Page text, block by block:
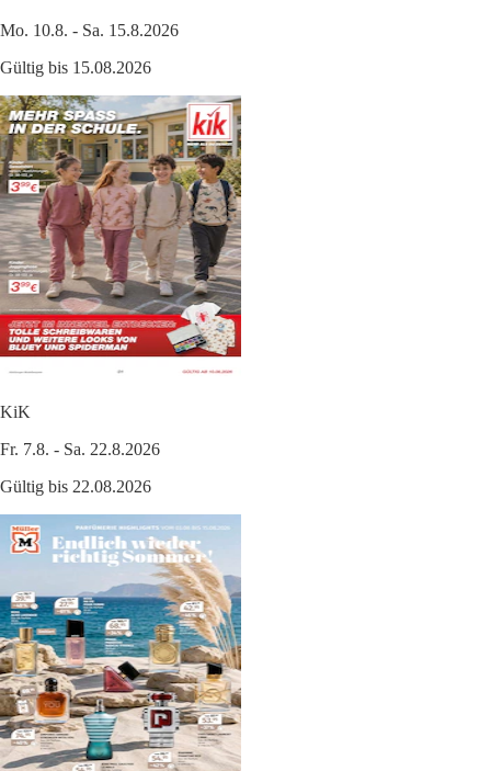
Mo. 10.8. - Sa. 15.8.2026
Gültig bis 15.08.2026
KiK
Fr. 7.8. - Sa. 22.8.2026
Gültig bis 22.08.2026